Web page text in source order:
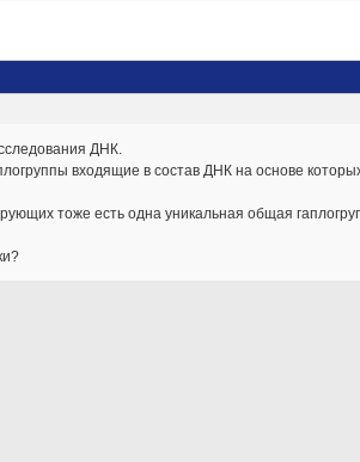
ДНК.
входящие в состав ДНК на основе
тоже есть одна уникальная общая